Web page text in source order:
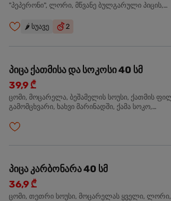
"პეპერონი", ლორი, მწვანე ბულგარული პიცის,
🌶️ სუავე 2
პიცა ქათმისა და სოკოსი 40 სმ
39,9 ₾
ცომი, მოცარელა, ბეშამელის სოუსი, ქათმის ფილე
გამომცხვარი, ხახვი მარინადში, ქამა სოკო,
პიცა კარბონარა 40 სმ
36,9 ₾
ცომი, თეთრი სოუსი, მოცარელას ყველი, ლორი,